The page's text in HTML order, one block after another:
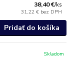
38,40 €/ks
31,22 € bez DPH
Pridať do košíka
Skladom